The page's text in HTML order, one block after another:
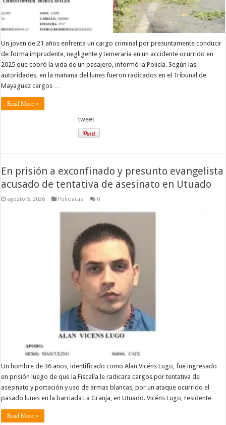
Un joven de 21 años enfrenta un cargo criminal por presuntamente conducir
de forma imprudente, negligente y temeraria en un accidente ocurrido en
2025 que cobró la vida de un pasajero, informó la Policía. Según las
autoridades, en la mañana del lunes fueron radicados en el Tribunal de
Mayagüez cargos …
Read More »
tweet
En prisión a exconfinado y presunto evangelista
acusado de tentativa de asesinato en Utuado
agosto 5, 2026 Policiacas 0
Un hombre de 36 años, identificado como Alan Vicéns Lugo, fue ingresado
en prisión luego de que la Fiscalía le radicara cargos por tentativa de
asesinato y portación y uso de armas blancas, por un ataque ocurrido el
pasado lunes en la barriada La Granja, en Utuado. Vicéns Lugo, residente …
Read More »